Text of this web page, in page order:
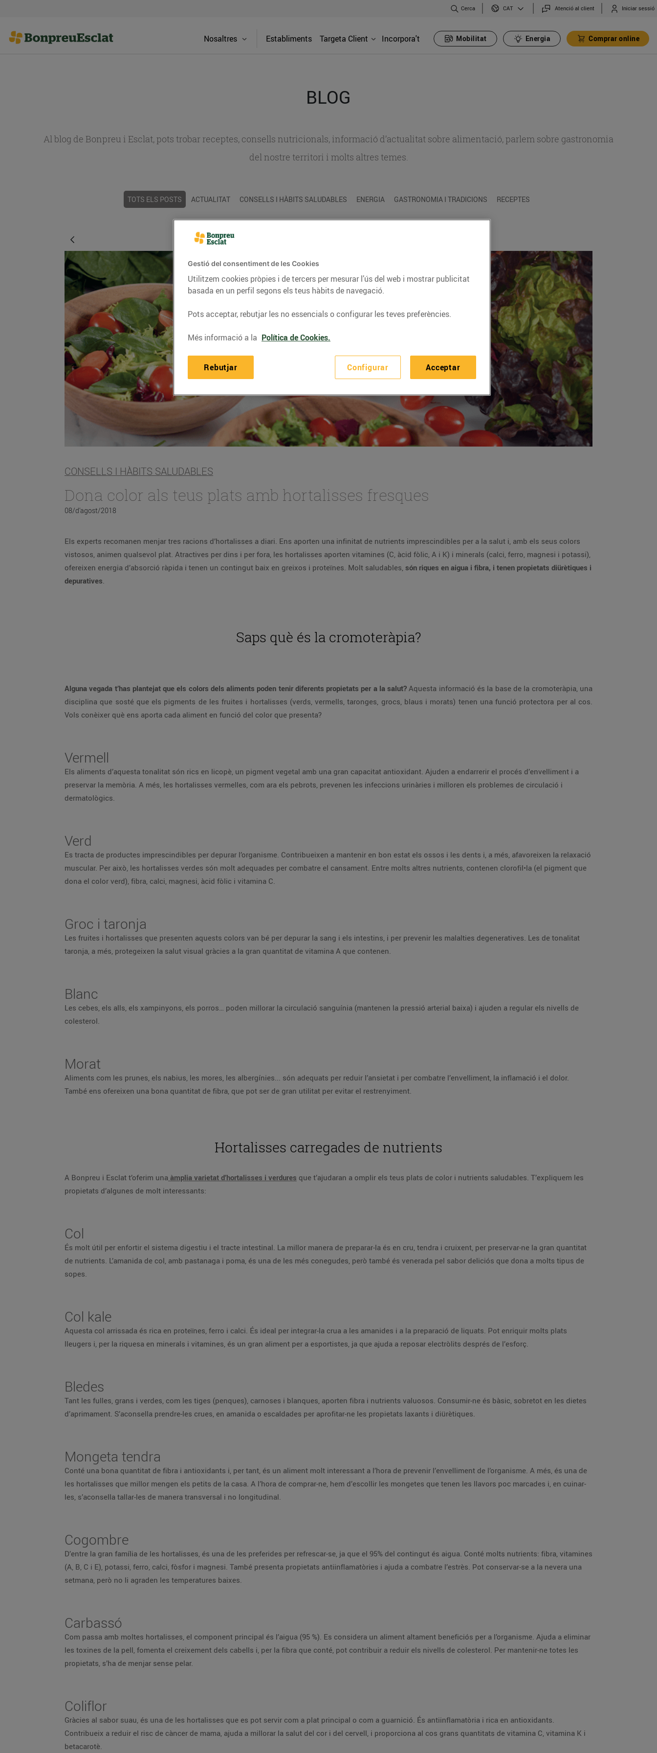
Cerca CAT Atenció al client Iniciar sessió
Nosaltres Establiments Targeta Client Incorpora't Mobilitat Energia Comprar online
BLOG
Al blog de Bonpreu i Esclat, pots trobar receptes, consells nutricionals, informació d’actualitat sobre alimentació, parlem sobre gastronomia
del nostre territori i molts altres temes.
TOTS ELS POSTS ACTUALITAT CONSELLS I HÀBITS SALUDABLES ENERGIA GASTRONOMIA I TRADICIONS RECEPTES
CONSELLS I HÀBITS SALUDABLES
Dona color als teus plats amb hortalisses fresques
08/d’agost/2018
Els experts recomanen menjar tres racions d’hortalisses a diari. Ens aporten una infinitat de nutrients imprescindibles per a la salut i, amb els seus colors
vistosos, animen qualsevol plat. Atractives per dins i per fora, les hortalisses aporten vitamines (C, àcid fòlic, A i K) i minerals (calci, ferro, magnesi i potassi),
ofereixen energia d’absorció ràpida i tenen un contingut baix en greixos i proteïnes. Molt saludables, són riques en aigua i fibra, i tenen propietats diürètiques i
depuratives.
Saps què és la cromoteràpia?
Alguna vegada t’has plantejat que els colors dels aliments poden tenir diferents propietats per a la salut? Aquesta informació és la base de la cromoteràpia, una
disciplina que sosté que els pigments de les fruites i hortalisses (verds, vermells, taronges, grocs, blaus i morats) tenen una funció protectora per al cos.
Vols conèixer què ens aporta cada aliment en funció del color que presenta?
Vermell
Els aliments d’aquesta tonalitat són rics en licopè, un pigment vegetal amb una gran capacitat antioxidant. Ajuden a endarrerir el procés d’envelliment i a
preservar la memòria. A més, les hortalisses vermelles, com ara els pebrots, prevenen les infeccions urinàries i milloren els problemes de circulació i
dermatològics.
Verd
Es tracta de productes imprescindibles per depurar l’organisme. Contribueixen a mantenir en bon estat els ossos i les dents i, a més, afavoreixen la relaxació
muscular. Per això, les hortalisses verdes són molt adequades per combatre el cansament. Entre molts altres nutrients, contenen clorofil•la (el pigment que
dona el color verd), fibra, calci, magnesi, àcid fòlic i vitamina C.
Groc i taronja
Les fruites i hortalisses que presenten aquests colors van bé per depurar la sang i els intestins, i per prevenir les malalties degeneratives. Les de tonalitat
taronja, a més, protegeixen la salut visual gràcies a la gran quantitat de vitamina A que contenen.
Blanc
Les cebes, els alls, els xampinyons, els porros… poden millorar la circulació sanguínia (mantenen la pressió arterial baixa) i ajuden a regular els nivells de
colesterol.
Morat
Aliments com les prunes, els nabius, les mores, les albergínies... són adequats per reduir l’ansietat i per combatre l’envelliment, la inflamació i el dolor.
També ens ofereixen una bona quantitat de fibra, que pot ser de gran utilitat per evitar el restrenyiment.
Hortalisses carregades de nutrients
A Bonpreu i Esclat t’oferim una àmplia varietat d’hortalisses i verdures que t’ajudaran a omplir els teus plats de color i nutrients saludables. T’expliquem les
propietats d’algunes de molt interessants:
Col
És molt útil per enfortir el sistema digestiu i el tracte intestinal. La millor manera de preparar-la és en cru, tendra i cruixent, per preservar-ne la gran quantitat
de nutrients. L’amanida de col, amb pastanaga i poma, és una de les més conegudes, però també és venerada pel sabor deliciós que dona a molts tipus de
sopes.
Col kale
Aquesta col arrissada és rica en proteïnes, ferro i calci. És ideal per integrar-la crua a les amanides i a la preparació de liquats. Pot enriquir molts plats
lleugers i, per la riquesa en minerals i vitamines, és un gran aliment per a esportistes, ja que ajuda a reposar electròlits després de l’esforç.
Bledes
Tant les fulles, grans i verdes, com les tiges (penques), carnoses i blanques, aporten fibra i nutrients valuosos. Consumir-ne és bàsic, sobretot en les dietes
d’aprimament. S’aconsella prendre-les crues, en amanida o escaldades per aprofitar-ne les propietats laxants i diürètiques.
Mongeta tendra
Conté una bona quantitat de fibra i antioxidants i, per tant, és un aliment molt interessant a l’hora de prevenir l’envelliment de l’organisme. A més, és una de
les hortalisses que millor mengen els petits de la casa. A l’hora de comprar-ne, hem d’escollir les mongetes que tenen les llavors poc marcades i, en cuinar-
les, s’aconsella tallar-les de manera transversal i no longitudinal.
Cogombre
D’entre la gran família de les hortalisses, és una de les preferides per refrescar-se, ja que el 95% del contingut és aigua. Conté molts nutrients: fibra, vitamines
(A, B, C i E), potassi, ferro, calci, fòsfor i magnesi. També presenta propietats antiinflamatòries i ajuda a combatre l’estrès. Pot conservar-se a la nevera una
setmana, però no li agraden les temperatures baixes.
Carbassó
Com passa amb moltes hortalisses, el component principal és l’aigua (95 %). Es considera un aliment altament beneficiós per a l’organisme. Ajuda a eliminar
les toxines de la pell, fomenta el creixement dels cabells i, per la fibra que conté, pot contribuir a reduir els nivells de colesterol. Per mantenir-ne totes les
propietats, s’ha de menjar sense pelar.
Coliflor
Gràcies al sabor suau, és una de les hortalisses que es pot servir com a plat principal o com a guarnició. És antiinflamatòria i rica en antioxidants.
Contribueix a reduir el risc de càncer de mama, ajuda a millorar la salut del cor i del cervell, i proporciona al cos grans quantitats de vitamina C, vitamina K i
betacarotè.
Gestió del consentiment de les Cookies
Utilitzem cookies pròpies i de tercers per mesurar l’ús del web i mostrar publicitat
basada en un perfil segons els teus hàbits de navegació.
Pots acceptar, rebutjar les no essencials o configurar les teves preferències.
Més informació a la Política de Cookies.
Configurar
Rebutjar Acceptar